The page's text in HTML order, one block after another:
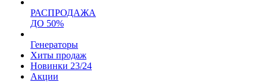
РАСПРОДАЖА
ДО 50%
Генераторы
Хиты продаж
Новинки 23/24
Акции